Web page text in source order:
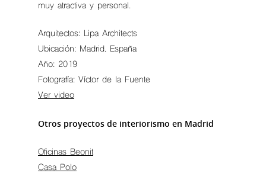
muy atractiva y personal.
Arquitectos: Lipa Architects
Ubicación: Madrid. España
Año: 2019
Fotografía: Víctor de la Fuente
Ver video
Otros proyectos de interiorismo en Madrid
Oficinas Beonit
Casa Polo